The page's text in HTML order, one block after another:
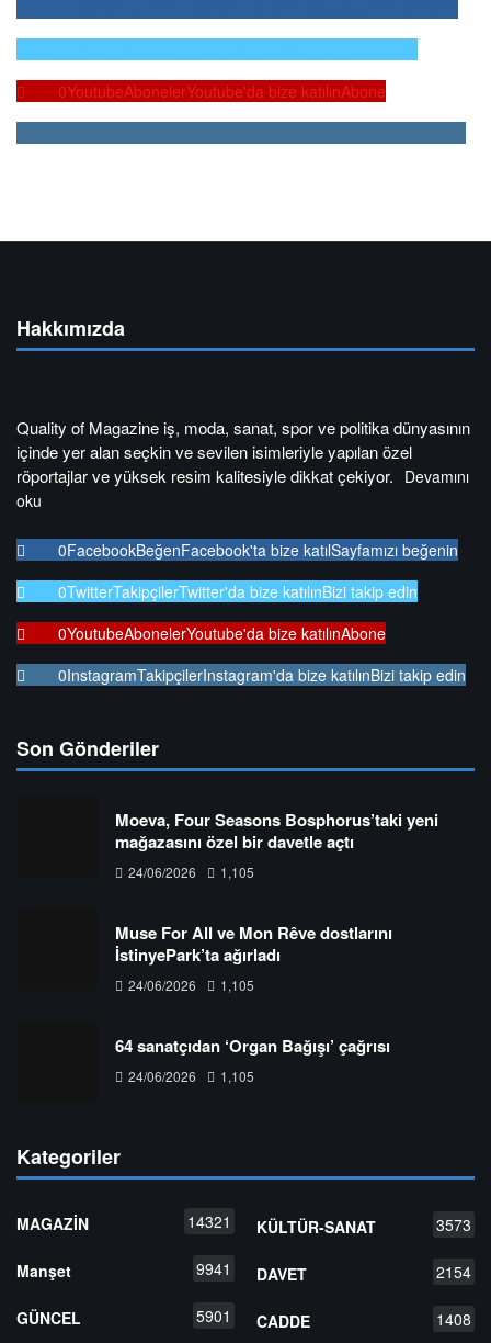
0YoutubeAbonelerYoutube'da bize katılınAbone
Hakkımızda
Quality of Magazine iş, moda, sanat, spor ve politika dünyasının
içinde yer alan seçkin ve sevilen isimleriyle yapılan özel
röportajlar ve yüksek resim kalitesiyle dikkat çekiyor. Devamını
oku
0FacebookBeğenFacebook'ta bize katılSayfamızı beğenin
0TwitterTakipçilerTwitter'da bize katılınBizi takip edin
0YoutubeAbonelerYoutube'da bize katılınAbone
0InstagramTakipçilerInstagram'da bize katılınBizi takip edin
Son Gönderiler
Moeva, Four Seasons Bosphorus’taki yeni
mağazasını özel bir davetle açtı
24/06/2026 1,105
Muse For All ve Mon Rêve dostlarını
İstinyePark’ta ağırladı
24/06/2026 1,105
64 sanatçıdan ‘Organ Bağışı’ çağrısı
24/06/2026 1,105
Kategoriler
MAGAZİN 14321
Manşet 9941
GÜNCEL 5901
KÜLTÜR-SANAT 3573
DAVET 2154
CADDE 1408